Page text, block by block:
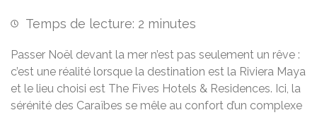
Temps de lecture: 2 minutes
Passer Noël devant la mer n’est pas seulement un rêve :
c’est une réalité lorsque la destination est la Riviera Maya
et le lieu choisi est The Fives Hotels & Residences. Ici, la
sérénité des Caraïbes se mêle au confort d’un complexe